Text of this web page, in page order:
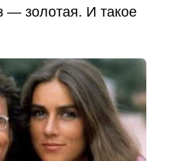
— золотая. И такое